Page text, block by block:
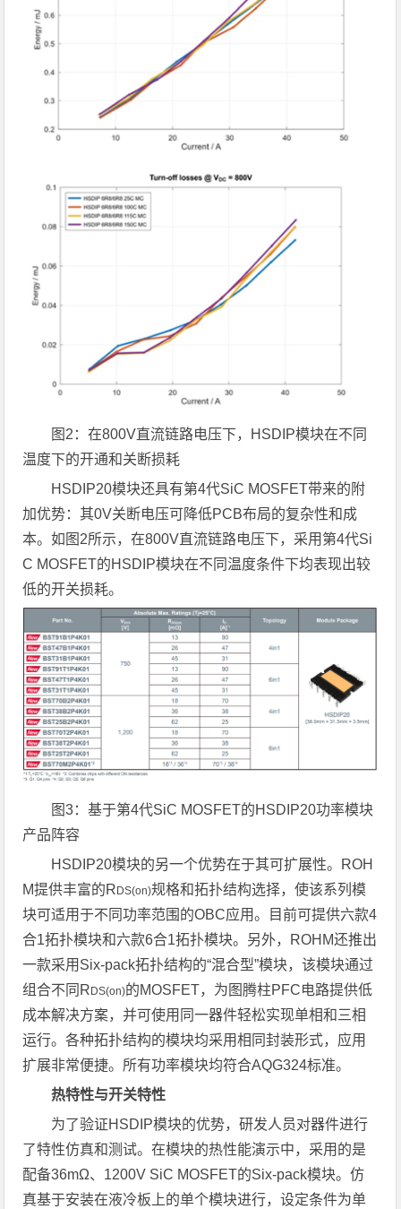
图2：在800V直流链路电压下，HSDIP模块在不同
温度下的开通和关断损耗
HSDIP20模块还具有第4代SiC MOSFET带来的附
加优势：其0V关断电压可降低PCB布局的复杂性和成
本。如图2所示，在800V直流链路电压下，采用第4代Si
C MOSFET的HSDIP模块在不同温度条件下均表现出较
低的开关损耗。
图3：基于第4代SiC MOSFET的HSDIP20功率模块
产品阵容
HSDIP20模块的另一个优势在于其可扩展性。ROH
M提供丰富的R DS(on)规格和拓扑结构选择，使该系列模
块可适用于不同功率范围的OBC应用。目前可提供六款4
合1拓扑模块和六款6合1拓扑模块。另外，ROHM还推出
一款采用Six-pack拓扑结构的“混合型”模块，该模块通过
组合不同R DS(on)的MOSFET，为图腾柱PFC电路提供低
成本解决方案，并可使用同一器件轻松实现单相和三相
运行。各种拓扑结构的模块均采用相同封装形式，应用
扩展非常便捷。所有功率模块均符合AQG324标准。
热特性与开关特性
为了验证HSDIP模块的优势，研发人员对器件进行
了特性仿真和测试。在模块的热性能演示中，采用的是
配备36mΩ、1200V SiC MOSFET的Six-pack模块。仿
真基于安装在液冷板上的单个模块进行，设定条件为单